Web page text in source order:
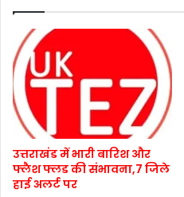
उत्तराखंड में भारी बारिश और
फ्लैश फ्लड की संभावना,7 जिले
हाई अलर्ट पर